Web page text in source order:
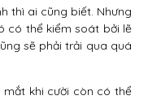
thì ai cũng biết. Nhưng
có thể kiểm soát bởi lẽ
sẽ phải trải qua quá
mắt khi cười còn có thể